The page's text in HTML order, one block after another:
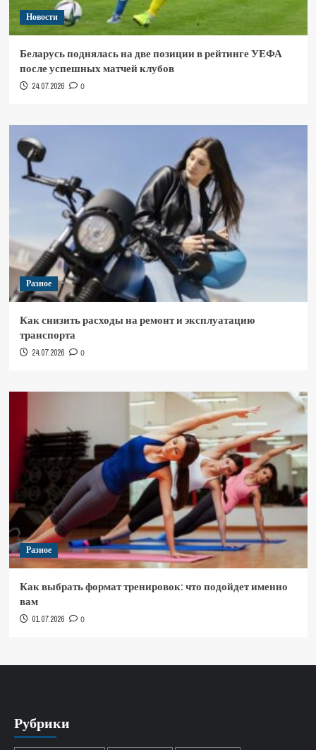
Новости
Беларусь поднялась на две позиции в рейтинге УЕФА
после успешных матчей клубов
24.07.2026 0
Разное
Как снизить расходы на ремонт и эксплуатацию
транспорта
24.07.2026 0
Разное
Как выбрать формат тренировок: что подойдет именно
вам
01.07.2026 0
Рубрики